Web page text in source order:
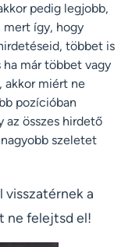
pedig legjobb,
mert így, hogy
többet is
már többet vagy
akkor miért ne
pozícióban
az összes hirdető
szeletet
visszatérnek a
ne felejtsd el!